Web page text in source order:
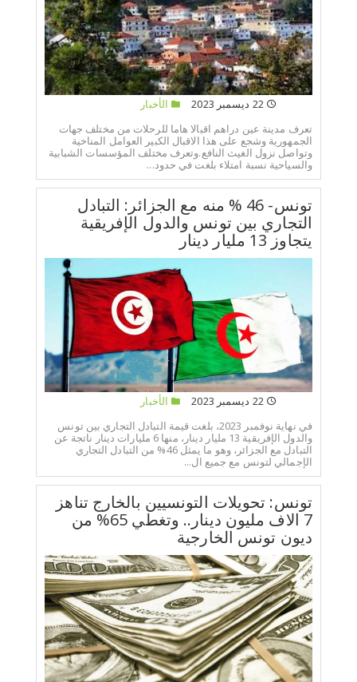
22 ديسمبر 2023
الأخبار
تعرف مدينة عين دراهم اقبالا هاما للرحلات من مختلف جهات
الجمهورية وشجع على هذا الاقبال الكبير العوامل المناخية
وتواصل نزول الغيث النافع.وتعرف مختلف المؤسسات الشبابية
والسياحية نسبة امتلاء بلغت في حدود...
تونس- 46 % منه مع الجزائر: التبادل
التجاري بين تونس والدول الإفريقية
يتجاوز 13 مليار دينار
22 ديسمبر 2023
الأخبار
في نهاية نوفمبر 2023، بلغت قيمة التبادل التجاري بين تونس
والدول الإفريقية 13 مليار دينار، منها 6 مليارات دينار ناتجة عن
التبادل مع الجزائر، وهو ما يمثل 46% من التبادل التجاري
الإجمالي لتونس مع جميع ال...
تونس: تحويلات التونسيين بالخارج تناهز
7 الاف مليون دينار.. وتغطي 65% من
ديون تونس الخارجية